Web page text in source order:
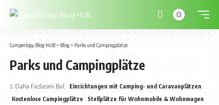
Camperlogy Blog HUB > Blog > Parks und Campingplätze
Parks und Campingplätze
Daha Fazlasını Bul: Einrichtungen mit Camping- und Caravanplätzen
Kostenlose Campingplätze
Stellplätze für Wohnmobile & Wohnwagen